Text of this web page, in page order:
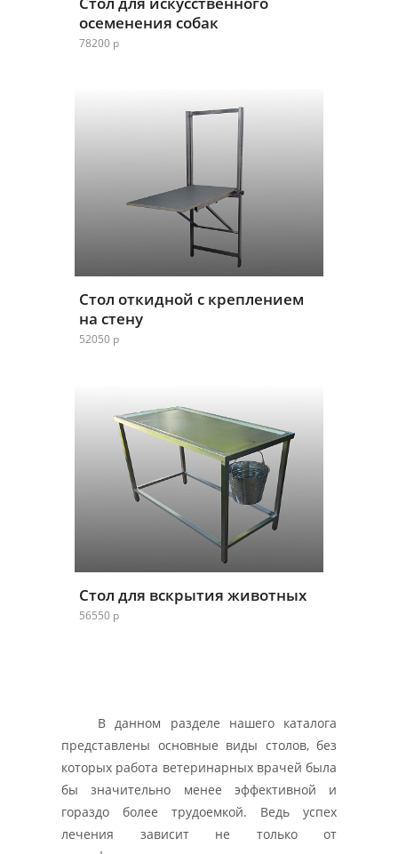
осеменения собак
78200 р
Стол откидной с креплением
на стену
52050 р
Стол для вскрытия животных
56550 р
В данном разделе нашего каталога
представлены основные виды столов, без
которых работа ветеринарных врачей была
бы значительно менее эффективной и
гораздо более трудоемкой. Ведь успех
лечения зависит не только от